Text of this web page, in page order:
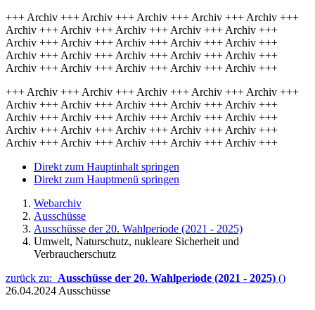
+++ Archiv +++ Archiv +++ Archiv +++ Archiv +++ Archiv +++
Archiv +++ Archiv +++ Archiv +++ Archiv +++ Archiv +++
Archiv +++ Archiv +++ Archiv +++ Archiv +++ Archiv +++
Archiv +++ Archiv +++ Archiv +++ Archiv +++ Archiv +++
Archiv +++ Archiv +++ Archiv +++ Archiv +++ Archiv +++
+++ Archiv +++ Archiv +++ Archiv +++ Archiv +++ Archiv +++
Archiv +++ Archiv +++ Archiv +++ Archiv +++ Archiv +++
Archiv +++ Archiv +++ Archiv +++ Archiv +++ Archiv +++
Archiv +++ Archiv +++ Archiv +++ Archiv +++ Archiv +++
Archiv +++ Archiv +++ Archiv +++ Archiv +++ Archiv +++
Direkt zum Hauptinhalt springen
Direkt zum Hauptmenü springen
Webarchiv
Ausschüsse
Ausschüsse der 20. Wahlperiode (2021 - 2025)
Umwelt, Naturschutz, nukleare Sicherheit und
Verbraucherschutz
zurück zu: Ausschüsse der 20. Wahlperiode (2021 - 2025) ()
26.04.2024 Ausschüsse